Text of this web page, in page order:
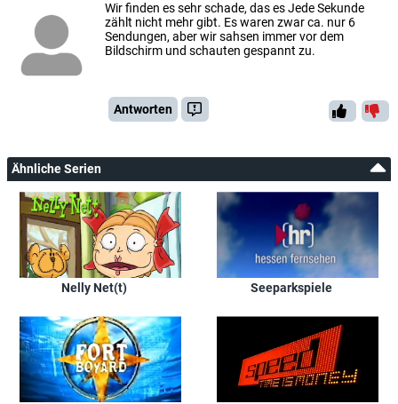
Wir finden es sehr schade, das es Jede Sekunde
zählt nicht mehr gibt. Es waren zwar ca. nur 6
Sendungen, aber wir sahsen immer vor dem
Bildschirm und schauten gespannt zu.
Antworten
Ähnliche Serien
Nelly Net(t) Seeparkspiele